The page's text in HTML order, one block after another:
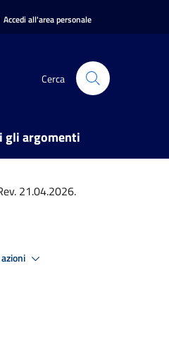
Accedi all'area personale
Cerca
gli argomenti
21.04.2026.